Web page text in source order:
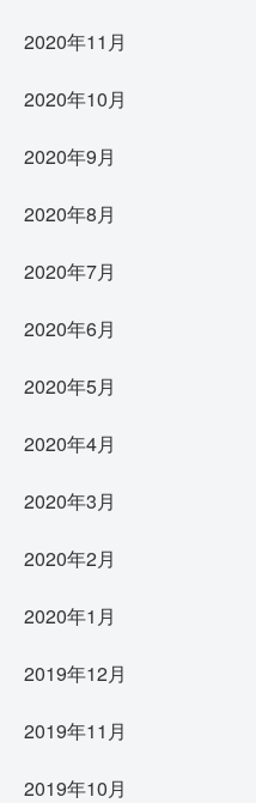
2020年11月
2020年10月
2020年9月
2020年8月
2020年7月
2020年6月
2020年5月
2020年4月
2020年3月
2020年2月
2020年1月
2019年12月
2019年11月
2019年10月